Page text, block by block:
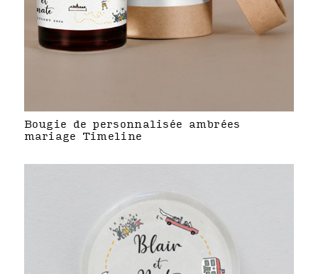
Bougie de personnalisée ambrées
mariage Timeline